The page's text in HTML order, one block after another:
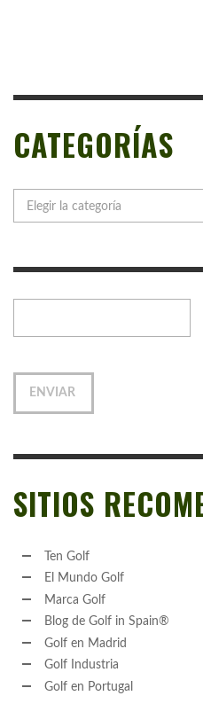
CATEGORÍAS
SITIOS
Ten Golf
El Mundo Golf
Marca Golf
Blog de Golf in Spain®
Golf en Madrid
Golf Industria
Golf en Portugal